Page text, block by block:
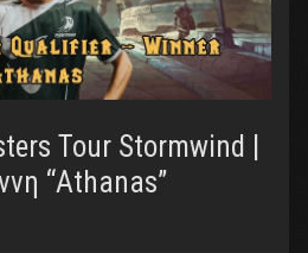
Tour Stormwind |
“Athanas”